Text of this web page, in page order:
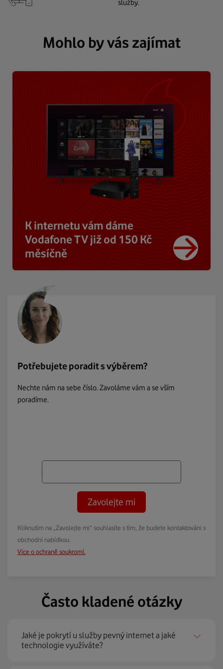
služby.
Mohlo by vás zajímat
K internetu vám dáme
Vodafone TV již od 150 Kč
měsíčně
Potřebujete poradit s výběrem?
Nechte nám na sebe číslo. Zavoláme vám a se vším
poradíme.
Zavolejte mi
Kliknutím na „Zavolejte mi“ souhlasíte s tím, že budete kontaktováni s
obchodní nabídkou.
Více o ochraně soukromí.
Často kladené otázky
Jaké je pokrytí u služby pevný internet a jaké
technologie využíváte?